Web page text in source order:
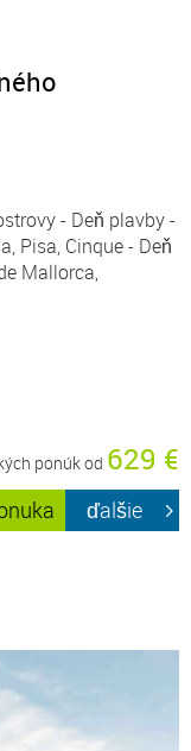
- Deň plavby -
Pisa, Cinque - Deň
Mallorca,
ponúk od 629 €
ďalšie